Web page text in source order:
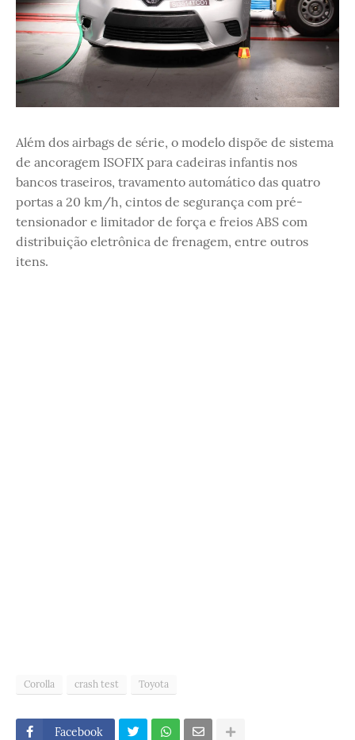
Além dos airbags de série, o modelo dispõe de sistema
de ancoragem ISOFIX para cadeiras infantis nos
bancos traseiros, travamento automático das quatro
portas a 20 km/h, cintos de segurança com pré-
tensionador e limitador de força e freios ABS com
distribuição eletrônica de frenagem, entre outros
itens.
Corolla crash test Toyota
Facebook